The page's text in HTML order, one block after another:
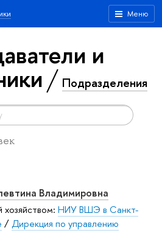
Меню
и
Подразделения
Владимировна
НИУ ВШЭ в Санкт-
/Дирекция по управлению